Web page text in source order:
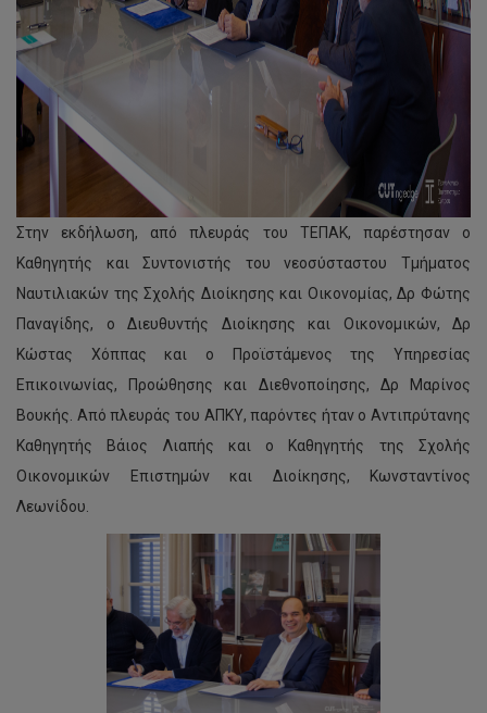
Στην εκδήλωση, από πλευράς του ΤΕΠΑΚ, παρέστησαν ο
Καθηγητής και Συντονιστής του νεοσύσταστου Τμήματος
Ναυτιλιακών της Σχολής Διοίκησης και Οικονομίας, Δρ Φώτης
Παναγίδης, ο Διευθυντής Διοίκησης και Οικονομικών, Δρ
Κώστας Χόππας και ο Προϊστάμενος της Υπηρεσίας
Επικοινωνίας, Προώθησης και Διεθνοποίησης, Δρ Μαρίνος
Βουκής. Από πλευράς του ΑΠΚΥ, παρόντες ήταν ο Αντιπρύτανης
Καθηγητής Βάιος Λιαπής και ο Καθηγητής της Σχολής
Οικονομικών Επιστημών και Διοίκησης, Κωνσταντίνος
Λεωνίδου.